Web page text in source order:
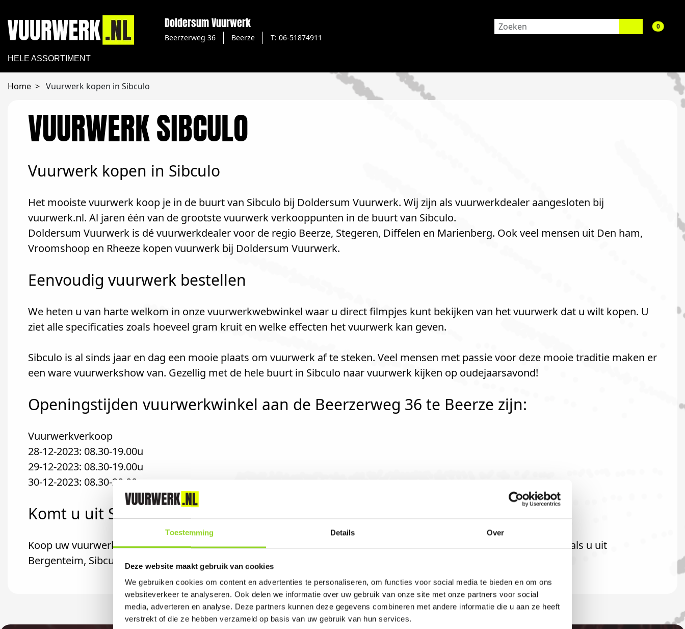
Toestemming Details Over
Deze website maakt gebruik van cookies
We gebruiken cookies om content en advertenties te personaliseren, om functies voor social media te bieden en om ons
websiteverkeer te analyseren. Ook delen we informatie over uw gebruik van onze site met onze partners voor social
media, adverteren en analyse. Deze partners kunnen deze gegevens combineren met andere informatie die u aan ze heeft
verstrekt of die ze hebben verzameld op basis van uw gebruik van hun services.
Doldersum Vuurwerk
Beerzerweg 36 Beerze T: 06-51874911
0aantal
HELE ASSORTIMENT
Home Vuurwerk kopen in Sibculo
VUURWERK SIBCULO
Vuurwerk kopen in Sibculo
Het mooiste vuurwerk koop je in de buurt van Sibculo bij Doldersum Vuurwerk. Wij zijn als vuurwerkdealer aangesloten bij
vuurwerk.nl. Al jaren één van de grootste vuurwerk verkooppunten in de buurt van Sibculo.
Doldersum Vuurwerk is dé vuurwerkdealer voor de regio Beerze, Stegeren, Diffelen en Marienberg. Ook veel mensen uit Den ham,
Vroomshoop en Rheeze kopen vuurwerk bij Doldersum Vuurwerk.
Eenvoudig vuurwerk bestellen
We heten u van harte welkom in onze vuurwerkwebwinkel waar u direct filmpjes kunt bekijken van het vuurwerk dat u wilt kopen. U
ziet alle specificaties zoals hoeveel gram kruit en welke effecten het vuurwerk kan geven.
Sibculo is al sinds jaar en dag een mooie plaats om vuurwerk af te steken. Veel mensen met passie voor deze mooie traditie maken er
een ware vuurwerkshow van. Gezellig met de hele buurt in Sibculo naar vuurwerk kijken op oudejaarsavond!
Openingstijden vuurwerkwinkel aan de Beerzerweg 36 te Beerze zijn:
Vuurwerkverkoop
28-12-2023: 08.30-19.00u
29-12-2023: 08.30-19.00u
30-12-2023: 08.30-20.00u
Komt u uit Sibculo?
Koop uw vuurwerk dan bij Doldersum Vuurwerk in Beerze. U bent van harte welkom! U bent uiteraard ook welkom als u uit
Bergenteim, Sibculo of Ommen komt.